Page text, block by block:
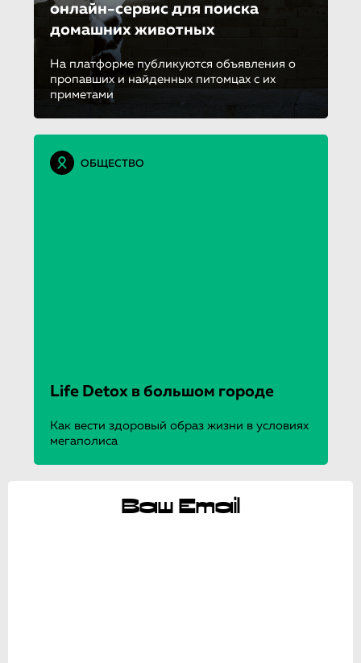
онлайн-сервис для поиска
домашних животных
На платформе публикуются объявления о
пропавших и найденных питомцах с их
приметами
ОБЩЕСТВО
Life Detox в большом городе
Как вести здоровый образ жизни в условиях
мегаполиса
Ваш Email